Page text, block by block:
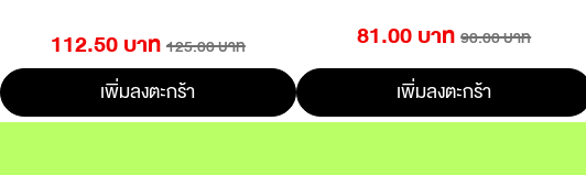
112.50 บาท 125.00 บาท
เพิ่มลงตะกร้า
81.00 บาท 90.00 บาท
เพิ่มลงตะกร้า